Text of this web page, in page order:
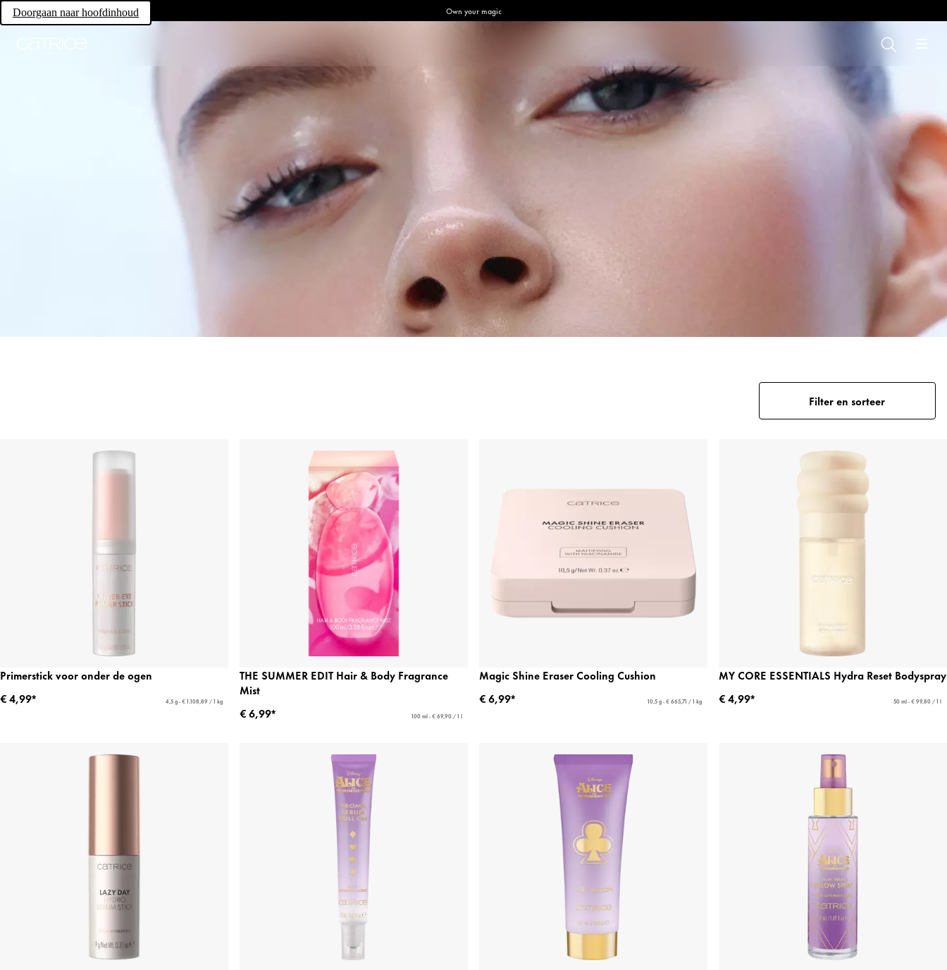
Doorgaan naar hoofdinhoud Own your magic
Filter en sorteer
Primerstick voor onder de ogen
€ 4,99*
4,5 g - € 1.108,89 / 1 kg
THE SUMMER EDIT Hair & Body Fragrance
Mist
€ 6,99*
100 ml - € 69,90 / 1 l
Magic Shine Eraser Cooling Cushion
€ 6,99*
10,5 g - € 665,71 / 1 kg
MY CORE ESSENTIALS Hydra Reset Bodyspray
€ 4,99*
50 ml - € 99,80 / 1 l